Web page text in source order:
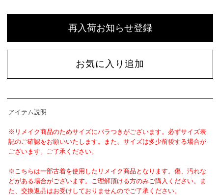
再入荷お知らせ登録
お気に入り追加
アイテム説明
※リメイク商品のためサイズにバラつきがございます。必ずサイズ表
記のご確認をお願いいたします。また、サイズは多少前後する場合が
ございます。ご了承ください。
※こちらは一部古着を使用したリメイク商品となります。傷、汚れな
どがある場合がございます。ご理解頂ける方のみご購入ください。ま
た、交換返品はお受けしておりませんのでご了承ください。